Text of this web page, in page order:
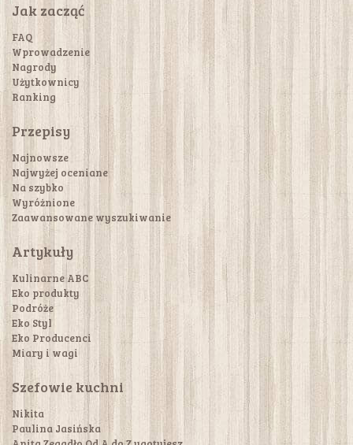
Jak zacząć
FAQ
Wprowadzenie
Nagrody
Użytkownicy
Ranking
Przepisy
Najnowsze
Najwyżej oceniane
Na szybko
Wyróżnione
Zaawansowane wyszukiwanie
Artykuły
Kulinarne ABC
Eko produkty
Podróże
Eko Styl
Eko Producenci
Miary i wagi
Szefowie kuchni
Nikita
Paulina Jasińska